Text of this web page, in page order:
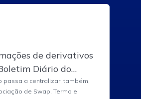
de derivativos
Diário do
passa a centralizar, também,
de Swap, Termo e